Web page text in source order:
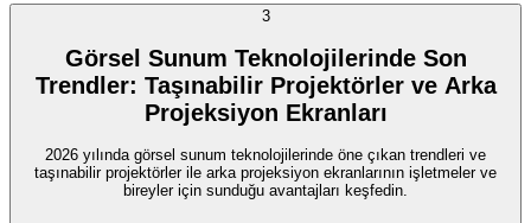
3
Görsel Sunum Teknolojilerinde Son
Trendler: Taşınabilir Projektörler ve Arka
Projeksiyon Ekranları
2026 yılında görsel sunum teknolojilerinde öne çıkan trendleri ve
taşınabilir projektörler ile arka projeksiyon ekranlarının işletmeler ve
bireyler için sunduğu avantajları keşfedin.